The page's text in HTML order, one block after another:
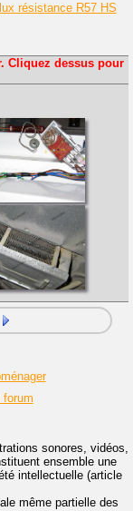
résistance R57 HS
Cliquez dessus pour
forum
sonores, vidéos,
ensemble une
intellectuelle (article
même partielle des